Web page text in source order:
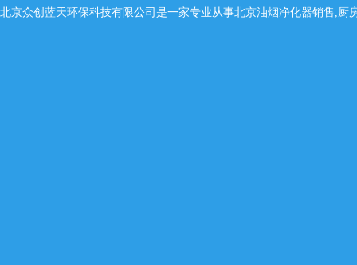
北京众创蓝天环保科技有限公司是一家专业从事北京油烟净化器销售,厨